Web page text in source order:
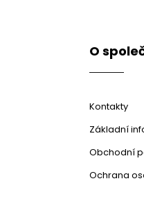
O
Kontakty
Základní
Obchodní
Ochrana